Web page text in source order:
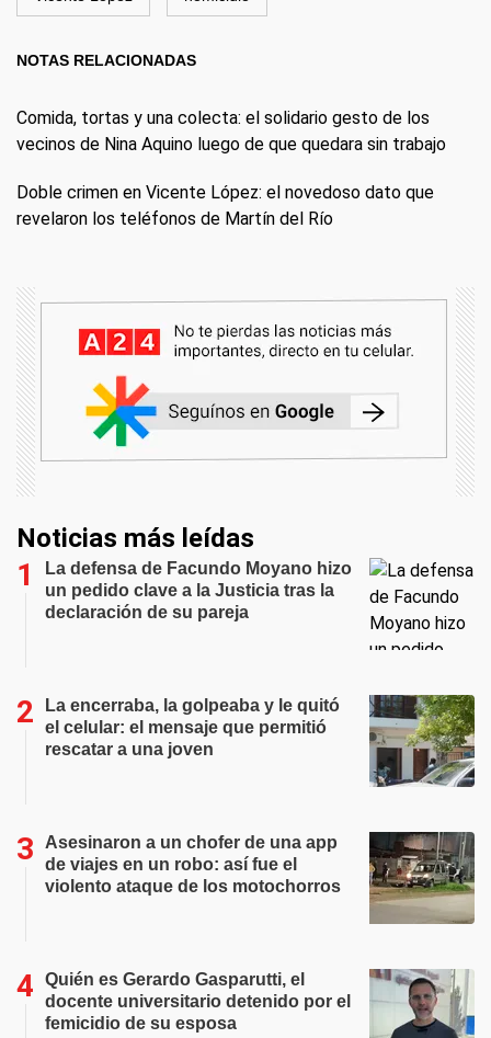
NOTAS RELACIONADAS
Comida, tortas y una colecta: el solidario gesto de los
vecinos de Nina Aquino luego de que quedara sin trabajo
Doble crimen en Vicente López: el novedoso dato que
revelaron los teléfonos de Martín del Río
Noticias más leídas
La defensa de Facundo Moyano hizo
un pedido clave a la Justicia tras la
declaración de su pareja
La encerraba, la golpeaba y le quitó
el celular: el mensaje que permitió
rescatar a una joven
Asesinaron a un chofer de una app
de viajes en un robo: así fue el
violento ataque de los motochorros
Quién es Gerardo Gasparutti, el
docente universitario detenido por el
femicidio de su esposa